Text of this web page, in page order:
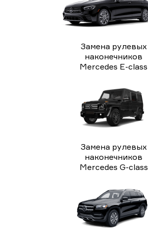
Замена рулевых
наконечников
Mercedes E-class
Замена рулевых
наконечников
Mercedes G-class